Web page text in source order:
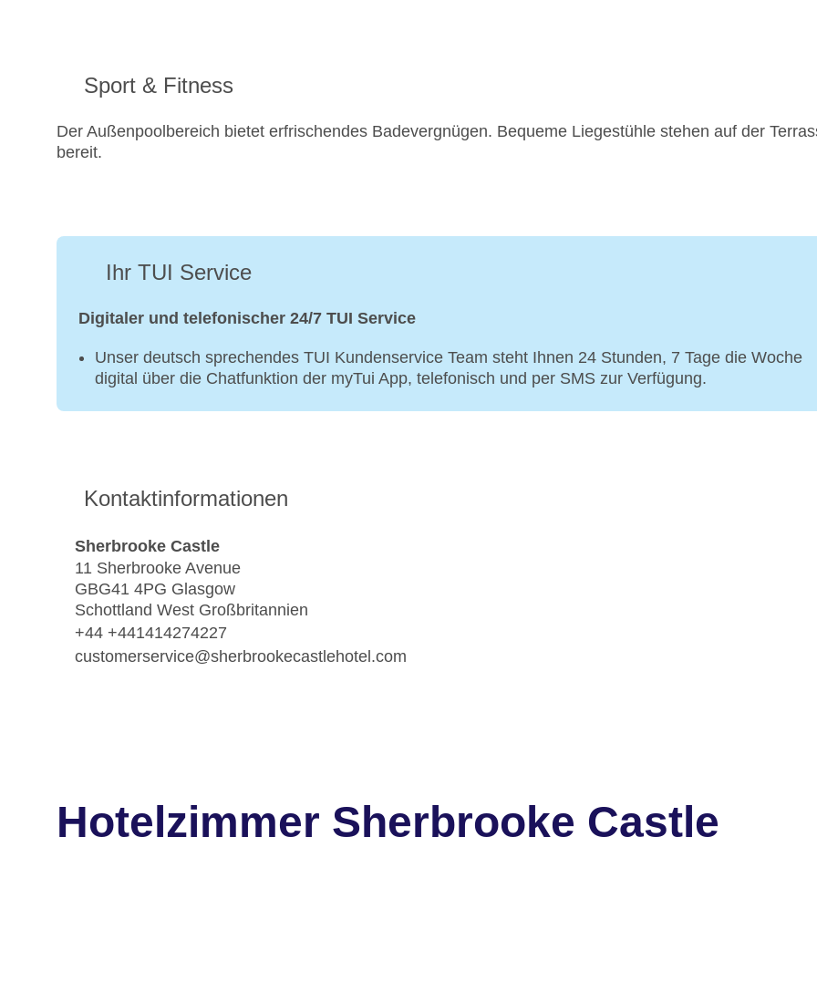
Sport & Fitness
Der Außenpoolbereich bietet erfrischendes Badevergnügen. Bequeme Liegestühle stehen auf der
bereit.
Ihr TUI Service
Digitaler und telefonischer 24/7 TUI Service
Unser deutsch sprechendes TUI Kundenservice Team steht Ihnen 24 Stunden, 7 Tage die Woche
digital über die Chatfunktion der myTui App, telefonisch und per SMS zur Verfügung.
Kontaktinformationen
Sherbrooke Castle
11 Sherbrooke Avenue
GBG41 4PG Glasgow
Schottland West Großbritannien
+44 +441414274227
customerservice@sherbrookecastlehotel.com
Hotelzimmer Sherbrooke Castle